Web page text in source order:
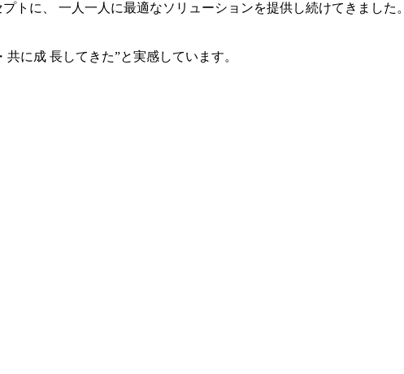
トに、 一人一人に最適なソリューションを提供し続けてきました。
に成 長してきた”と実感しています。